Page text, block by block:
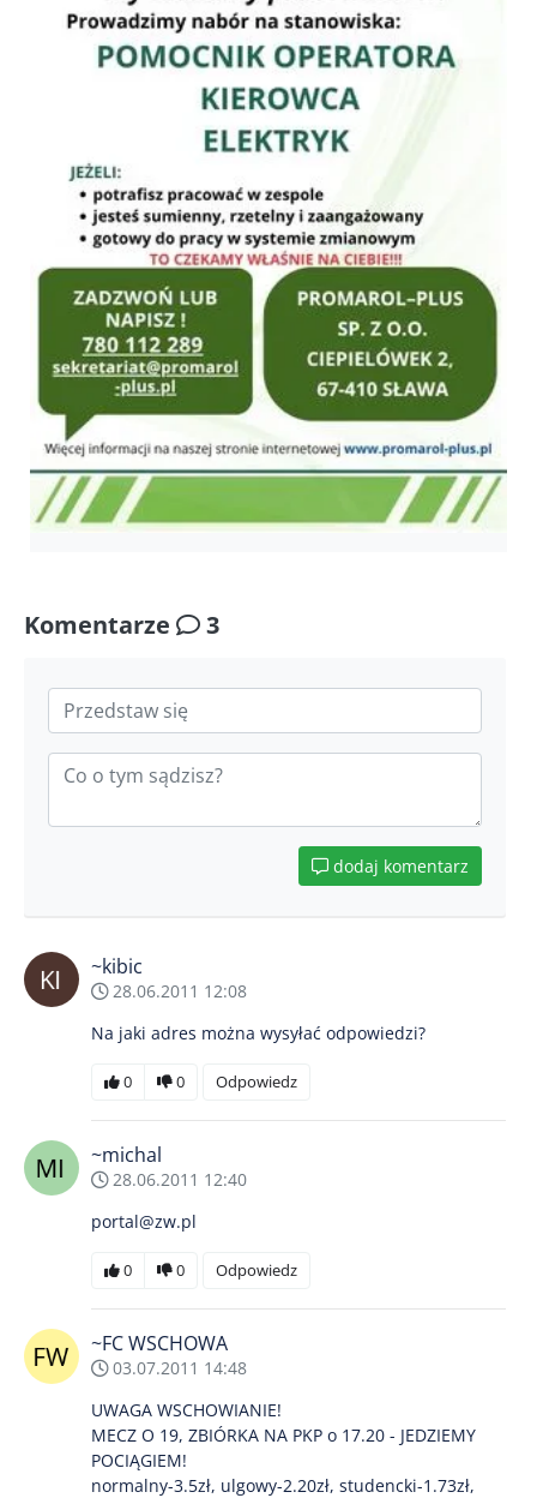
Komentarze 3
dodaj komentarz
~kibic
28.06.2011 12:08
Na jaki adres można wysyłać odpowiedzi?
0 0 Odpowiedz
~michal
28.06.2011 12:40
portal@zw.pl
0 0 Odpowiedz
~FC WSCHOWA
03.07.2011 14:48
UWAGA WSCHOWIANIE!
MECZ O 19, ZBIÓRKA NA PKP o 17.20 - JEDZIEMY
POCIĄGIEM!
normalny-3.5zł, ulgowy-2.20zł, studencki-1.73zł,